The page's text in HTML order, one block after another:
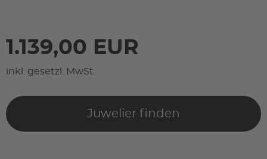
1.139,00 EUR
inkl. gesetzl. MwSt.
Juwelier finden